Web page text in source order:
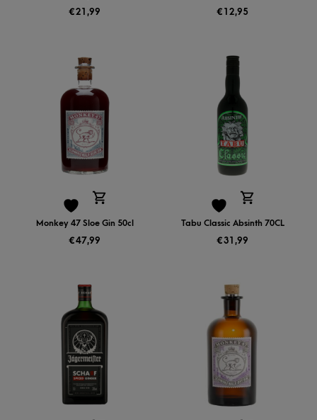
€21,99 € 12,95
Monkey 47 Sloe Gin 50cl
€47,99
Tabu Classic Absinth 70CL
€31,99